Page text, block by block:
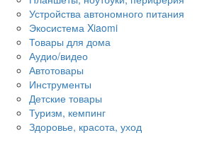
Устройства автономного питания
Экосистема Xiaomi
Товары для дома
Аудио/видео
Автотовары
Инструменты
Детские товары
Туризм, кемпинг
Здоровье, красота, уход